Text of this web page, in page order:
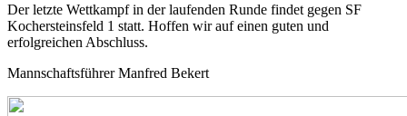
Der letzte Wettkampf in der laufenden Runde findet gegen SF
Kochersteinsfeld 1 statt. Hoffen wir auf einen guten und
erfolgreichen Abschluss.
Mannschaftsführer Manfred Bekert